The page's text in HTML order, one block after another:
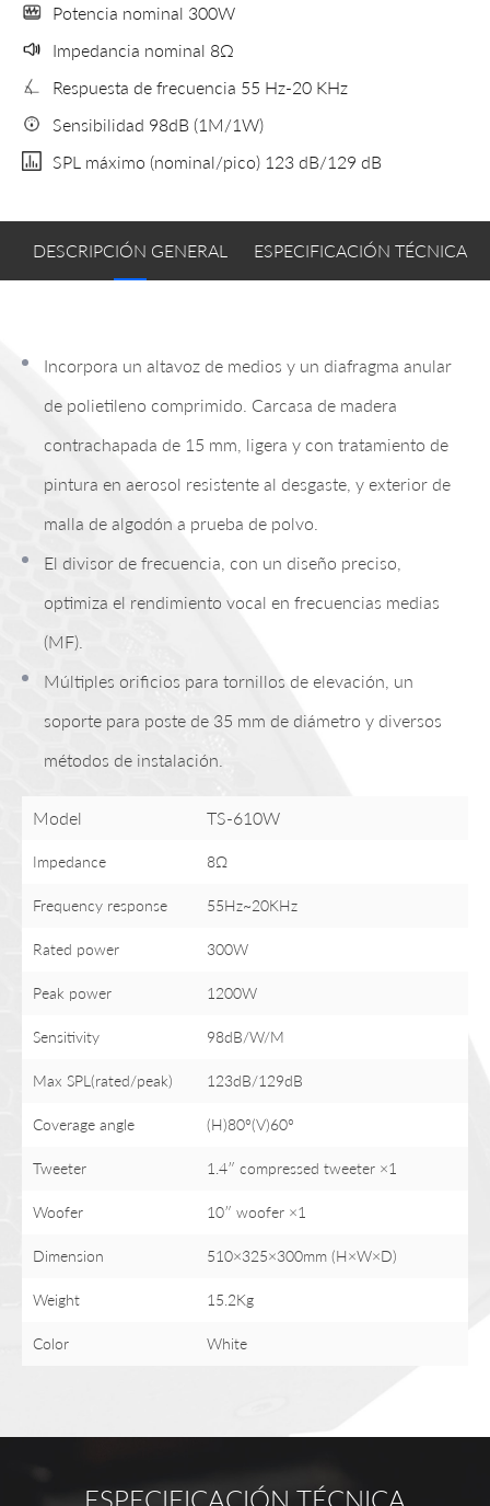
Potencia nominal 300W
Impedancia nominal 8Ω
Respuesta de frecuencia 55 Hz-20 KHz
Sensibilidad 98dB (1M/1W)
SPL máximo (nominal/pico) 123 dB/129 dB
DESCRIPCIÓN GENERAL ESPECIFICACIÓN TÉCNICA
Incorpora un altavoz de medios y un diafragma anular
de polietileno comprimido. Carcasa de madera
contrachapada de 15 mm, ligera y con tratamiento de
pintura en aerosol resistente al desgaste, y exterior de
malla de algodón a prueba de polvo.
El divisor de frecuencia, con un diseño preciso,
optimiza el rendimiento vocal en frecuencias medias
(MF).
Múltiples orificios para tornillos de elevación, un
soporte para poste de 35 mm de diámetro y diversos
métodos de instalación.
Model TS-610W
Impedance 8Ω
Frequency response 55Hz~20KHz
Rated power 300W
Peak power 1200W
Sensitivity 98dB/W/M
Max SPL(rated/peak) 123dB/129dB
Coverage angle (H)80°(V)60°
Tweeter 1.4″ compressed tweeter ×1
Woofer 10″ woofer ×1
Dimension 510×325×300mm (H×W×D)
Weight 15.2Kg
Color White
ESPECIFICACIÓN TÉCNICA